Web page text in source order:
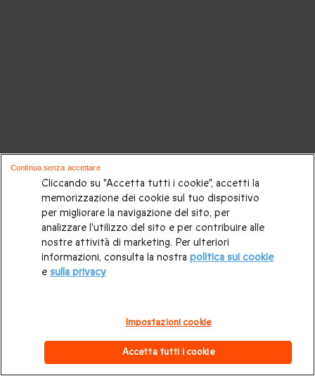
Cliccando su "Accetta tutti i cookie", accetti la
memorizzazione dei cookie sul tuo dispositivo
per migliorare la navigazione del sito, per
analizzare l'utilizzo del sito e per contribuire alle
nostre attività di marketing. Per ulteriori
informazioni, consulta la nostra politica sui cookie
e sulla privacy
Impostazioni cookie
Accetta tutti i cookie
Continua senza accettare